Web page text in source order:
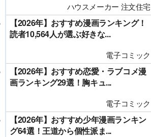
ハウスメーカー 注文住宅
【2026年】おすすめ漫画ランキング！
読者10,564人が選ぶ好きな...
電子コミック
【2026年】おすすめ恋愛・ラブコメ漫
画ランキング29選！胸キュ...
電子コミック
【2026年】おすすめ少年漫画ランキン
グ64選！王道から個性派ま...